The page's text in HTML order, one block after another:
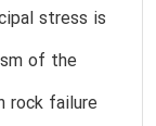
stress is
of the
rock failure